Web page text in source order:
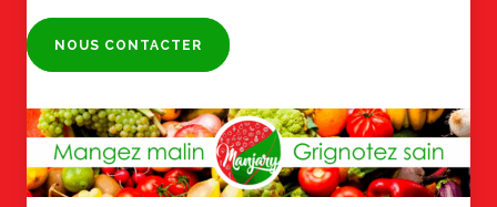
NOUS CONTACTER